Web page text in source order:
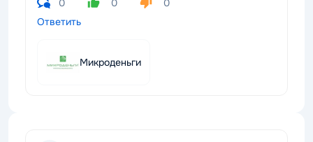
Ответить
Микроденьги